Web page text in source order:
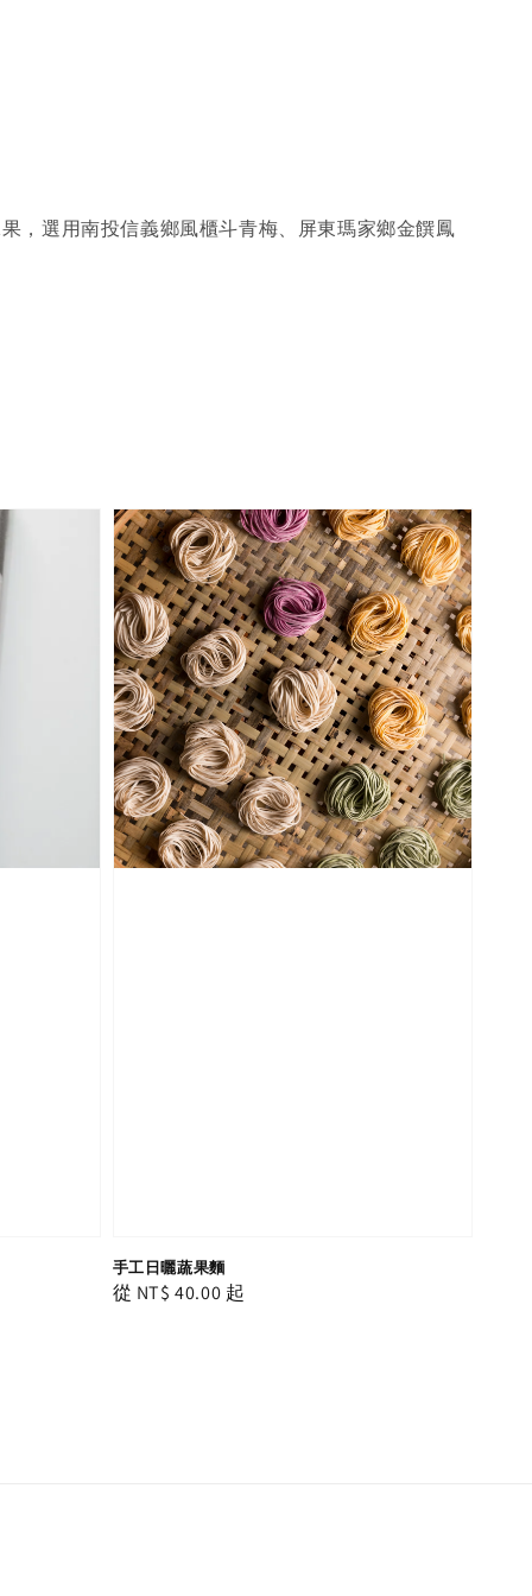
，選用南投信義鄉風櫃斗青梅、屏東瑪家鄉金饌鳳
手工日曬蔬果麵
Regular
從 NT$ 40.00 起